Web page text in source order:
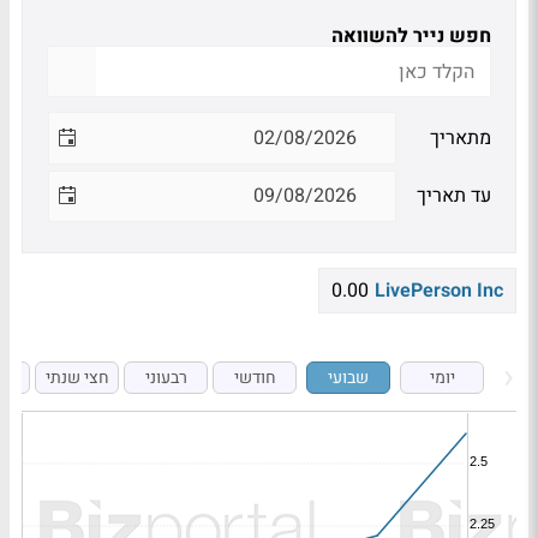
חפש נייר להשוואה
מתאריך
עד תאריך
LivePerson Inc
0.00
יומי שבועי חודשי רבעוני חצי שנתי